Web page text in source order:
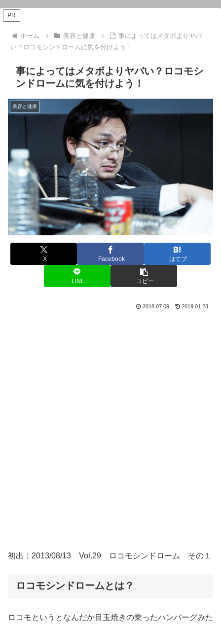
PR
ホーム 美容と健康
事によってはメタボよりヤバ
い？ロコモシンドロームに気を付けよう！
事によってはメタボよりヤバい？ロコモシ
ンドロームに気を付けよう！
美容と健康
X Facebook はてブ
LINE コピー
2018.07.09 2019.01.23
初出：2013/08/13 Vol.29 ロコモシンドローム その１
ロコモシンドロームとは？
ロコモというとなんだか目玉焼きの乗ったハンバーグみた